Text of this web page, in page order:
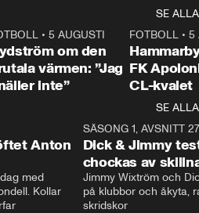
SE ALLA
•5 AUGUSTI
om den
värmen: ”Jag
inte”
FOTBOLL •5
FK
CL-kvalet
SE ALLA
Anton
med
Kollar
SÄSONG 1, AVSNITT 27
Dick & Jimmy
chockas av
Jimmy Wixtröm och
på klubbor och åkyta,
skridskor